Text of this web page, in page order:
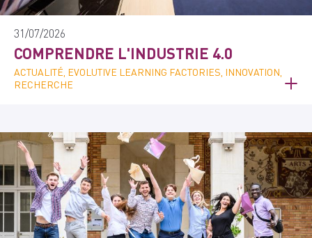
31/07/2026
COMPRENDRE L'INDUSTRIE 4.0
ACTUALITÉ, EVOLUTIVE LEARNING FACTORIES, INNOVATION,
RECHERCHE